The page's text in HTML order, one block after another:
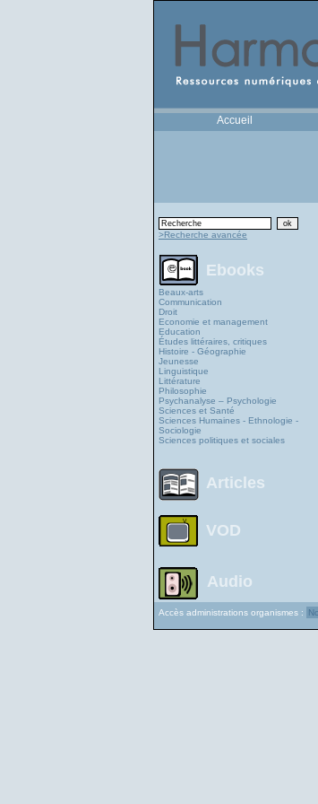
Accueil
>Recherche avancée
Ebooks
Beaux-arts
Communication
Droit
Economie et management
Education
Études littéraires, critiques
Histoire - Géographie
Jeunesse
Linguistique
Littérature
Philosophie
Psychanalyse – Psychologie
Sciences et Santé
Sciences Humaines - Ethnologie -
Sociologie
Sciences politiques et sociales
Articles
VOD
Audio
Accès administrations organismes :